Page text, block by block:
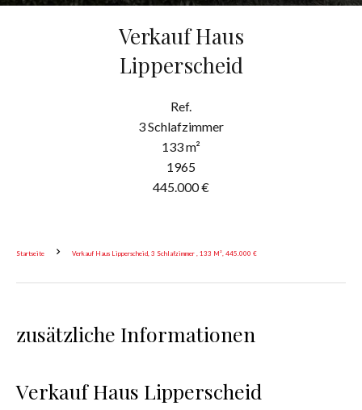
Verkauf Haus
Lipperscheid
Ref.
3 Schlafzimmer
133 m²
1965
445.000 €
Startseite Verkauf Haus Lipperscheid, 3 Schlafzimmer , 133 M², 445.000 €
zusätzliche Informationen
Verkauf Haus Lipperscheid